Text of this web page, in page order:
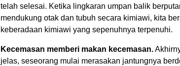
telah selesai. Ketika lingkaran umpan balik
mendukung otak dan tubuh secara kimiawi, kita
keberadaan kimiawi yang sepenuhnya terpenuhi.
Kecemasan memberi makan kecemasan.
jelas, seseorang mulai merasakan jantungnya